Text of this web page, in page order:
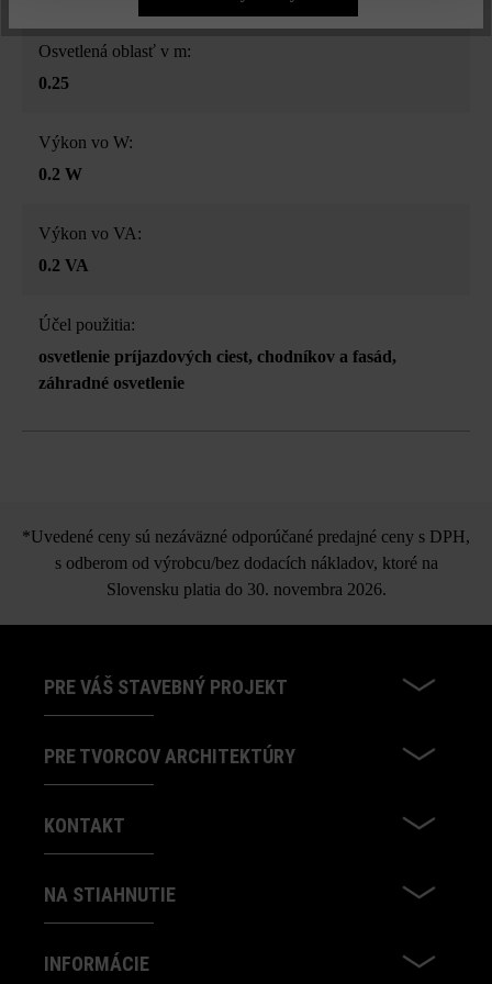
Osvetlená oblasť v m:
0.25
Výkon vo W:
0.2 W
Výkon vo VA:
0.2 VA
Účel použitia:
osvetlenie príjazdových ciest, chodníkov a fasád,
záhradné osvetlenie
*Uvedené ceny sú nezáväzné odporúčané predajné ceny s DPH,
s odberom od výrobcu/bez dodacích nákladov, ktoré na
Slovensku platia do 30. novembra 2026.
PRE VÁŠ STAVEBNÝ PROJEKT
PRE TVORCOV ARCHITEKTÚRY
KONTAKT
NA STIAHNUTIE
INFORMÁCIE